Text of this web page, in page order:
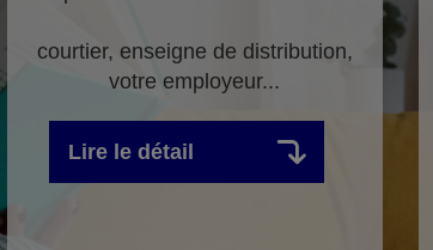
courtier, enseigne de distribution,
votre employeur...
Lire le détail